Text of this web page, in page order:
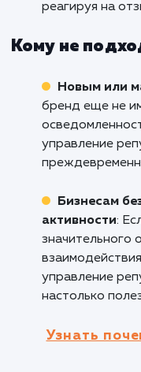
Брендам,
негативной
управления
онлайн-
Крупным
публичные
репутацией
Бизнесам,
репутацией